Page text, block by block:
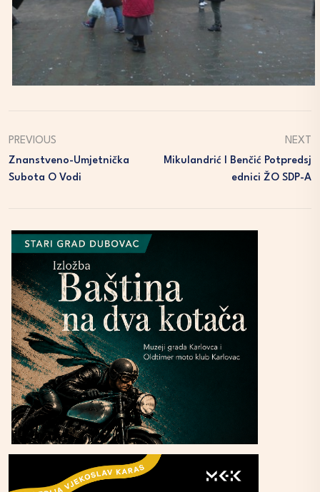
PREVIOUS
Znanstveno-Umjetnička
Subota O Vodi
NEXT
Mikulandrić I Benčić Potpredsj
Ednici ŽO SDP-A